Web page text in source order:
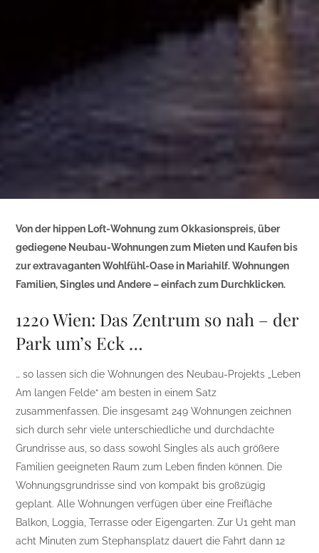
Von der hippen Loft-Wohnung zum Okkasionspreis, über
gediegene Neubau-Wohnungen zum Mieten und Kaufen bis
zur extravaganten Wohlfühl-Oase in Mariahilf. Wohnungen
Familien, Singles und Andere – einfach zum Durchklicken.
1220 Wien: Das Zentrum so nah – der
Park um’s Eck …
… so lassen sich die Wohnungen des Neubau-Projekts „Leben
Am langen Felde“ am besten in einem Satz
zusammenfassen. Die insgesamt 249 Wohnungen zeichnen
sich durch sehr viele unterschiedliche und durchdachte
Grundrisse aus, so dass sowohl Singles als auch größere
Familien geeigneten Raum zum Leben finden können. Die
Wohnungsgrundrisse sind von kompakt bis großzügig
geplant. Alle Wohnungen verfügen über eine Freifläche
Balkon, Loggia, Terrasse oder Eigengarten. Zur U1 geht man
acht Minuten zum Stephansplatz dauert die Fahrt dann 12